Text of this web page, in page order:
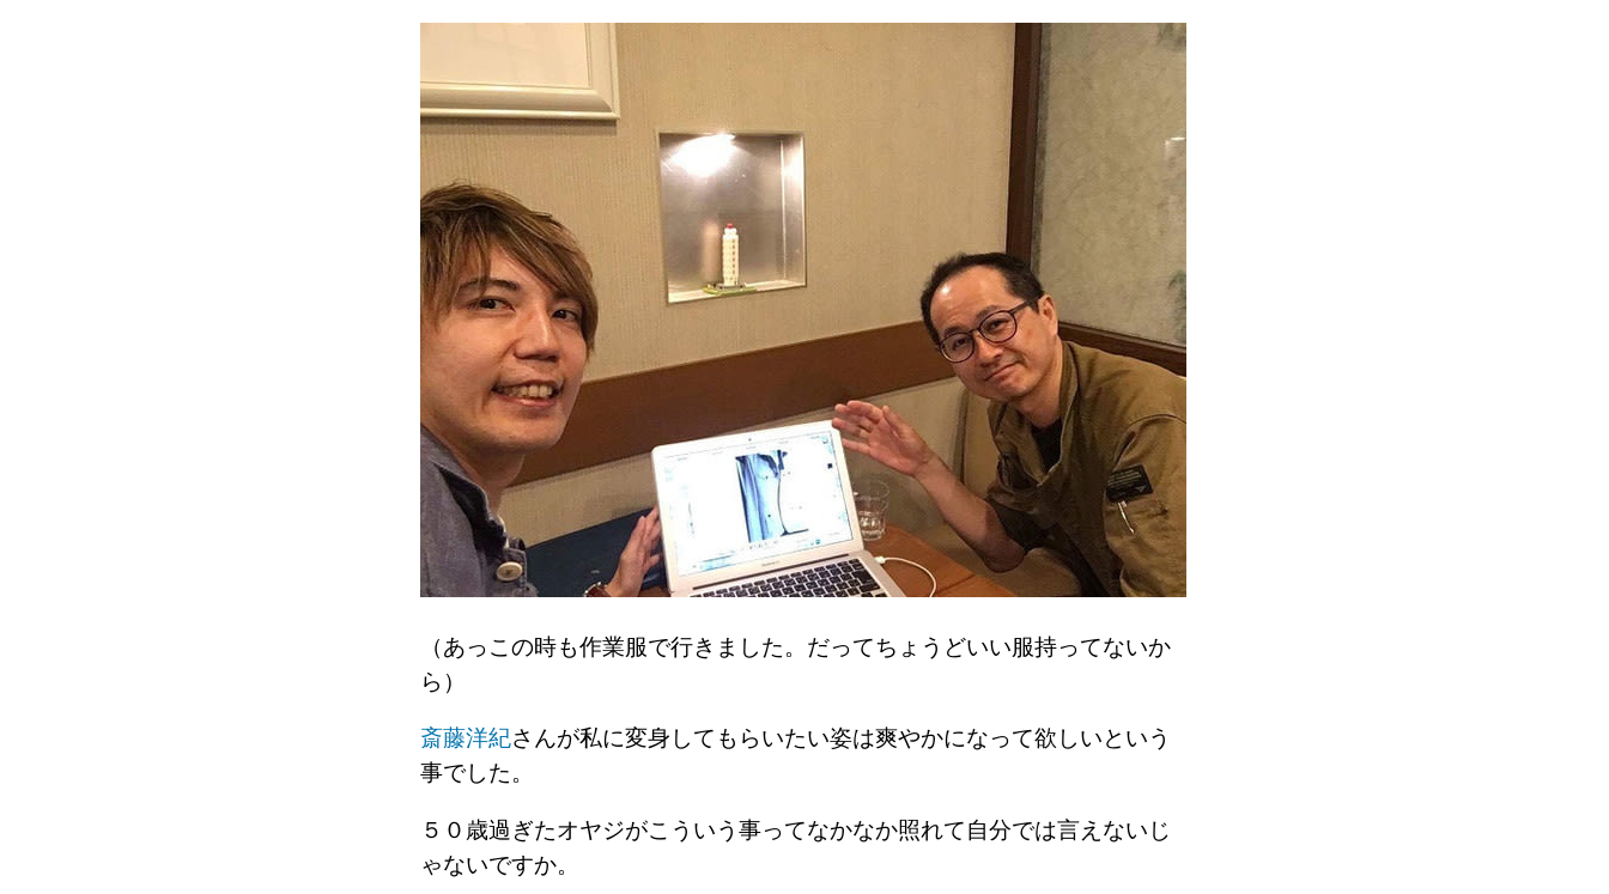
（あっこの時も作業服で行きました。だってちょうどいい服持ってないか
ら）
斎藤洋紀さんが私に変身してもらいたい姿は爽やかになって欲しいという
事でした。
５０歳過ぎたオヤジがこういう事ってなかなか照れて自分では言えないじ
ゃないですか。